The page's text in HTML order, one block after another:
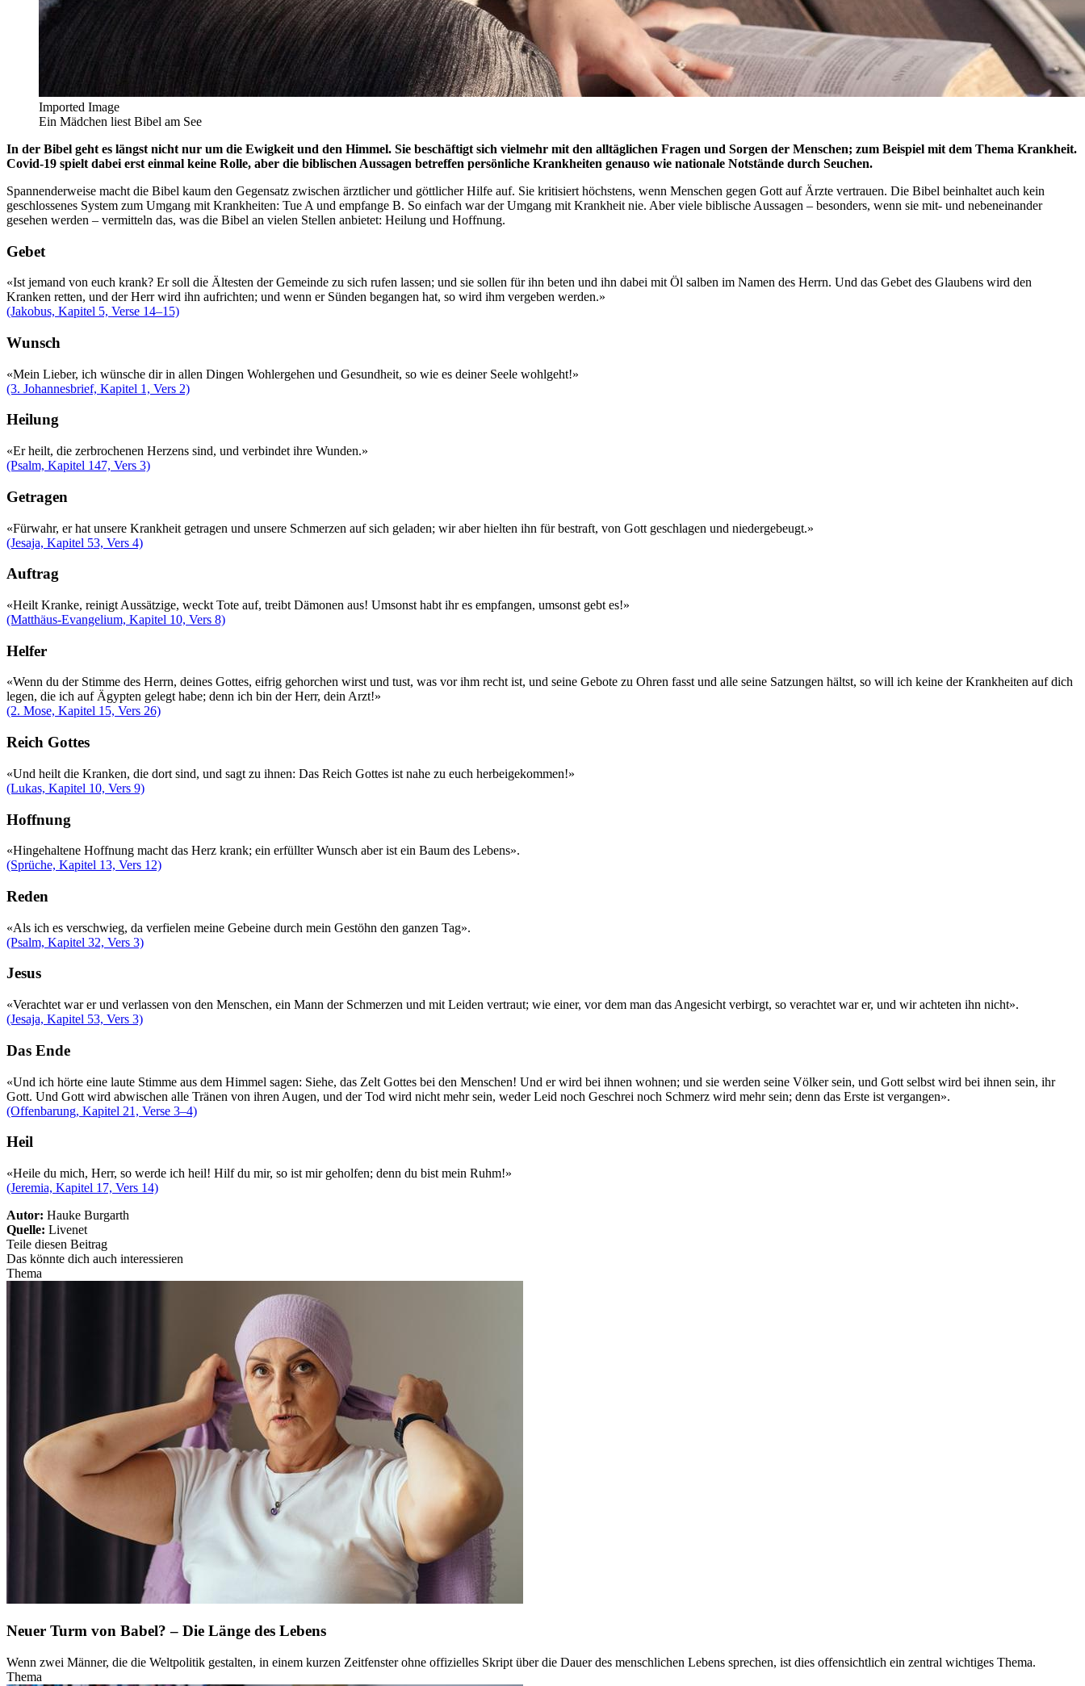
Imported Image
Ein Mädchen liest Bibel am See
In der Bibel geht es längst nicht nur um die Ewigkeit und den Himmel. Sie beschäftigt sich vielmehr mit den alltäglichen Fragen und Sorgen der Menschen; zum Beispiel mit dem Thema Krankheit.
Covid-19 spielt dabei erst einmal keine Rolle, aber die biblischen Aussagen betreffen persönliche Krankheiten genauso wie nationale Notstände durch Seuchen.
Spannenderweise macht die Bibel kaum den Gegensatz zwischen ärztlicher und göttlicher Hilfe auf. Sie kritisiert höchstens, wenn Menschen gegen Gott auf Ärzte vertrauen. Die Bibel beinhaltet auch kein
geschlossenes System zum Umgang mit Krankheiten: Tue A und empfange B. So einfach war der Umgang mit Krankheit nie. Aber viele biblische Aussagen – besonders, wenn sie mit- und nebeneinander
gesehen werden – vermitteln das, was die Bibel an vielen Stellen anbietet: Heilung und Hoffnung.
Gebet
«Ist jemand von euch krank? Er soll die Ältesten der Gemeinde zu sich rufen lassen; und sie sollen für ihn beten und ihn dabei mit Öl salben im Namen des Herrn. Und das Gebet des Glaubens wird den
Kranken retten, und der Herr wird ihn aufrichten; und wenn er Sünden begangen hat, so wird ihm vergeben werden.»
(Jakobus, Kapitel 5, Verse 14–15)
Wunsch
«Mein Lieber, ich wünsche dir in allen Dingen Wohlergehen und Gesundheit, so wie es deiner Seele wohlgeht!»
(3. Johannesbrief, Kapitel 1, Vers 2)
Heilung
«Er heilt, die zerbrochenen Herzens sind, und verbindet ihre Wunden.»
(Psalm, Kapitel 147, Vers 3)
Getragen
«Fürwahr, er hat unsere Krankheit getragen und unsere Schmerzen auf sich geladen; wir aber hielten ihn für bestraft, von Gott geschlagen und niedergebeugt.»
(Jesaja, Kapitel 53, Vers 4)
Auftrag
«Heilt Kranke, reinigt Aussätzige, weckt Tote auf, treibt Dämonen aus! Umsonst habt ihr es empfangen, umsonst gebt es!»
(Matthäus-Evangelium, Kapitel 10, Vers 8)
Helfer
«Wenn du der Stimme des Herrn, deines Gottes, eifrig gehorchen wirst und tust, was vor ihm recht ist, und seine Gebote zu Ohren fasst und alle seine Satzungen hältst, so will ich keine der Krankheiten auf dich
legen, die ich auf Ägypten gelegt habe; denn ich bin der Herr, dein Arzt!»
(2. Mose, Kapitel 15, Vers 26)
Reich Gottes
«Und heilt die Kranken, die dort sind, und sagt zu ihnen: Das Reich Gottes ist nahe zu euch herbeigekommen!»
(Lukas, Kapitel 10, Vers 9)
Hoffnung
«Hingehaltene Hoffnung macht das Herz krank; ein erfüllter Wunsch aber ist ein Baum des Lebens».
(Sprüche, Kapitel 13, Vers 12)
Reden
«Als ich es verschwieg, da verfielen meine Gebeine durch mein Gestöhn den ganzen Tag».
(Psalm, Kapitel 32, Vers 3)
Jesus
«Verachtet war er und verlassen von den Menschen, ein Mann der Schmerzen und mit Leiden vertraut; wie einer, vor dem man das Angesicht verbirgt, so verachtet war er, und wir achteten ihn nicht».
(Jesaja, Kapitel 53, Vers 3)
Das Ende
«Und ich hörte eine laute Stimme aus dem Himmel sagen: Siehe, das Zelt Gottes bei den Menschen! Und er wird bei ihnen wohnen; und sie werden seine Völker sein, und Gott selbst wird bei ihnen sein, ihr
Gott. Und Gott wird abwischen alle Tränen von ihren Augen, und der Tod wird nicht mehr sein, weder Leid noch Geschrei noch Schmerz wird mehr sein; denn das Erste ist vergangen».
(Offenbarung, Kapitel 21, Verse 3–4)
Heil
«Heile du mich, Herr, so werde ich heil! Hilf du mir, so ist mir geholfen; denn du bist mein Ruhm!»
(Jeremia, Kapitel 17, Vers 14)
Autor: Hauke Burgarth
Quelle: Livenet
Teile diesen Beitrag
Das könnte dich auch interessieren
Thema
Neuer Turm von Babel? – Die Länge des Lebens
Wenn zwei Männer, die die Weltpolitik gestalten, in einem kurzen Zeitfenster ohne offizielles Skript über die Dauer des menschlichen Lebens sprechen, ist dies offensichtlich ein zentral wichtiges Thema.
Thema